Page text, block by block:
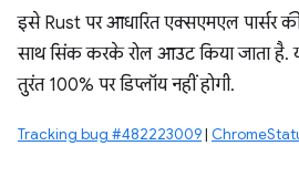
इसे Rust पर आधारित एक्सएमएल पार्सर
साथ सिंक करके रोल आउट किया जाता है.
तुरंत 100% पर डिप्लॉय नहीं होगी.
Tracking bug #482223009|